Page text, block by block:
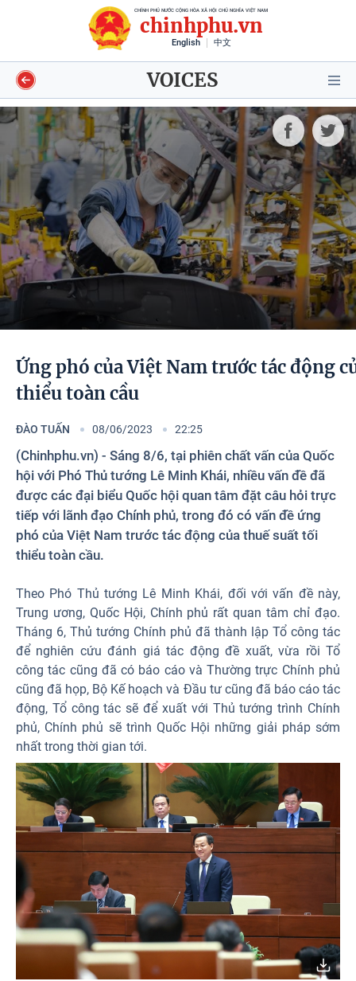
CHÍNH PHỦ NƯỚC CỘNG HÒA XÃ HỘI CHỦ NGHĨA VIỆT NAM
chinhphu.vn
English 中文
VOICES
Video
Voices
Shorts video
Longform
Infographics
Photos
Ứng phó của Việt Nam trước tác động
thiểu toàn cầu
ĐÀO TUẤN 08/06/2023 22:25
(Chinhphu.vn) - Sáng 8/6, tại phiên chất vấn của Quốc
hội với Phó Thủ tướng Lê Minh Khái, nhiều vấn đề đã
được các đại biểu Quốc hội quan tâm đặt câu hỏi trực
tiếp với lãnh đạo Chính phủ, trong đó có vấn đề ứng
phó của Việt Nam trước tác động của thuế suất tối
thiểu toàn cầu.
Theo Phó Thủ tướng Lê Minh Khái, đối với vấn đề này,
Trung ương, Quốc Hội, Chính phủ rất quan tâm chỉ đạo.
Tháng 6, Thủ tướng Chính phủ đã thành lập Tổ công tác
để nghiên cứu đánh giá tác động đề xuất, vừa rồi Tổ
công tác cũng đã có báo cáo và Thường trực Chính phủ
cũng đã họp, Bộ Kế hoạch và Đầu tư cũng đã báo cáo tác
động, Tổ công tác sẽ để xuất với Thủ tướng trình Chính
phủ, Chính phủ sẽ trình Quốc Hội những giải pháp sớm
nhất trong thời gian tới.